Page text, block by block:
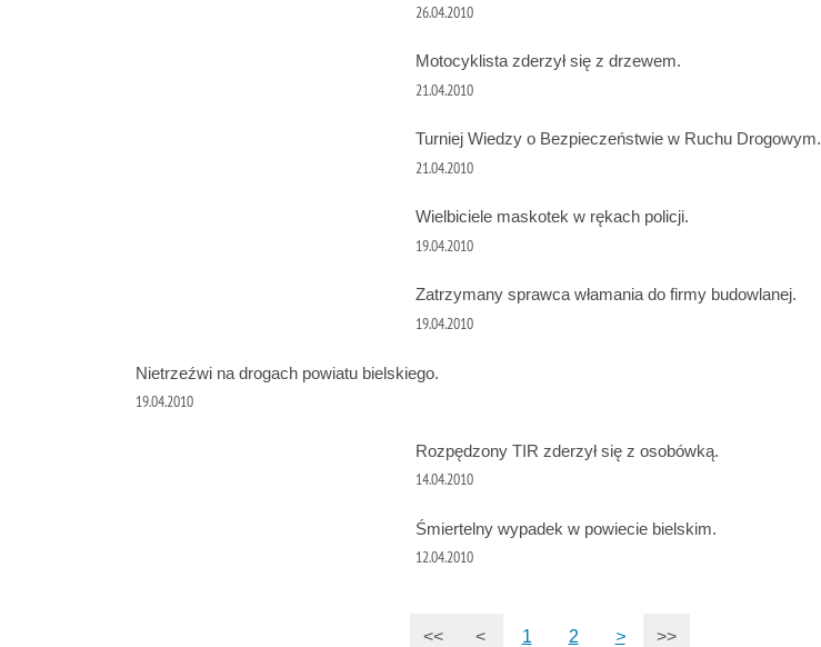
26.04.2010
Motocyklista zderzył się z drzewem.
21.04.2010
Turniej Wiedzy o Bezpieczeństwie w Ruchu Drogowym.
21.04.2010
Wielbiciele maskotek w rękach policji.
19.04.2010
Zatrzymany sprawca włamania do firmy budowlanej.
19.04.2010
Nietrzeźwi na drogach powiatu bielskiego.
19.04.2010
Rozpędzony TIR zderzył się z osobówką.
14.04.2010
Śmiertelny wypadek w powiecie bielskim.
12.04.2010
<< < 1 2 > >>